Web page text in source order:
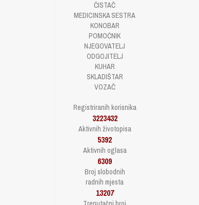
ČISTAČ
MEDICINSKA SESTRA
KONOBAR
POMOĆNIK
NJEGOVATELJ
ODGOJITELJ
KUHAR
SKLADIŠTAR
VOZAČ
Registriranih korisnika
3223432
Aktivnih životopisa
5392
Aktivnih oglasa
6309
Broj slobodnih
radnih mjesta
13207